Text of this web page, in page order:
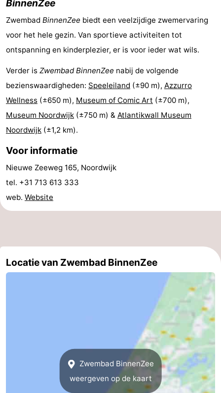
Binnenspeeltuinen
-
centra
Dorpen
&
Steden
Natuur
Sporten
-
Fietsen
-
Wandelen
-
Paardrijden
-
en
Evenementen
Reisboekenwinkel
BinnenZee
Zwembad BinnenZee biedt een veelzijdige zwemervaring
voor het hele gezin. Van sportieve activiteiten tot
ontspanning en kinderplezier, er is voor ieder wat wils.
Verder is Zwembad BinnenZee nabij de volgende
bezienswaardigheden: Speeleiland (±90 m), Azzurro
Wellness (±650 m), Museum of Comic Art (±700 m),
Museum Noordwijk (±750 m) & Atlantikwall Museum
Noordwijk (±1,2 km).
Voor informatie
Nieuwe Zeeweg 165, Noordwijk
tel. +31 713 613 333
web. Website
Locatie van Zwembad BinnenZee
Zwembad BinnenZee
weergeven op de kaart